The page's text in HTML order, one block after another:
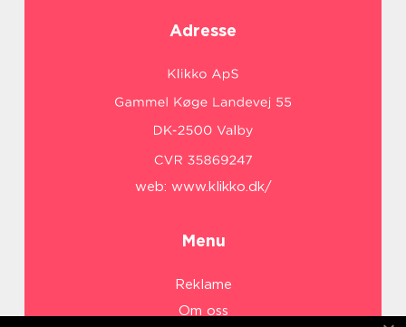
Adresse
web: www.klikko.dk/
Menu
Reklame
Om oss